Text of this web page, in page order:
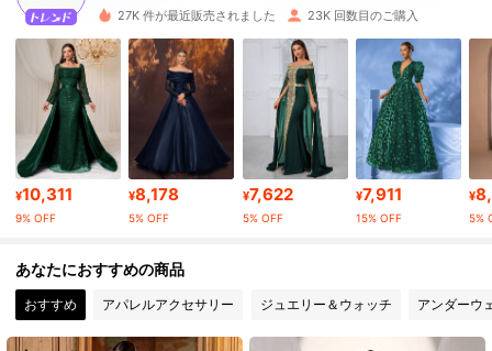
4.91 127K フォロワー
127K フォロワー
4.91 127K フォロワー
4.91 127K フォロワー
27K 件が最近販売されました 23K 回数目のご購入
¥10,311
9% OFF
¥8,178
5% OFF
¥7,622
5% OFF
¥7,911
15% OFF
¥
5%
あなたにおすすめの商品
おすすめ アパレルアクセサリー ジュエリー＆ウォッチ アンダーウ